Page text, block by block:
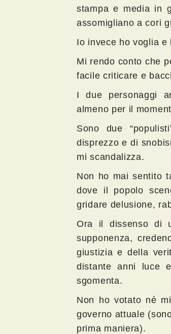
stampa e media in
assomigliano a cori
Io invece ho voglia e
Mi rendo conto che
facile criticare e
I due personaggi
almeno per il
Sono due
disprezzo e di
mi scandalizza.
Non ho mai sentito
dove il popolo
gridare delusione,
Ora il dissenso di
supponenza,
giustizia e della
distante anni luce
sgomenta.
Non ho votato né
governo attuale
prima maniera).